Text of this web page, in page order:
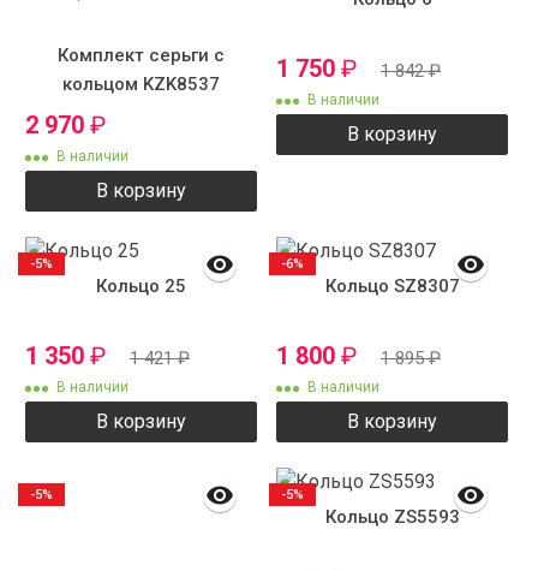
Комплект серьги с
кольцом KZK8537
2 970 ₽
В наличии
В корзину
1 750 ₽ 1 842₽
В наличии
В корзину
Кольцо 25
1 350 ₽ 1 421₽
В наличии
В корзину
-5%
Кольцо SZ8307
1 800 ₽ 1 895₽
В наличии
В корзину
-6%
-5%
Кольцо ZS5593
-5%